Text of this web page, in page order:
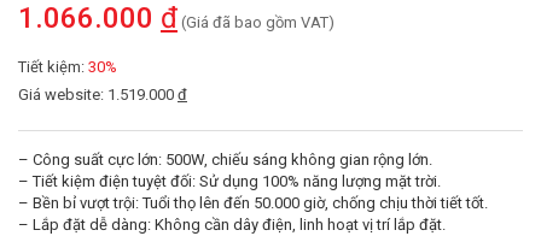
1.066.000 đ (Giá đã bao gồm VAT)
Tiết kiệm: 30%
Giá website: 1.519.000 đ
– Công suất cực lớn: 500W, chiếu sáng không gian rộng lớn.
– Tiết kiệm điện tuyệt đối: Sử dụng 100% năng lượng mặt trời.
– Bền bỉ vượt trội: Tuổi thọ lên đến 50.000 giờ, chống chịu thời tiết tốt.
– Lắp đặt dễ dàng: Không cần dây điện, linh hoạt vị trí lắp đặt.